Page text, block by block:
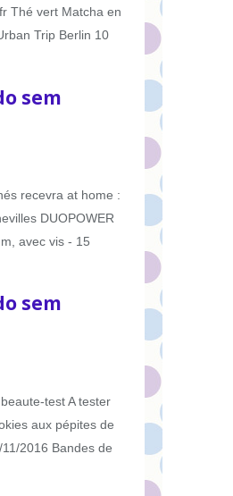
Thé vert Matcha en
Trip Berlin 10
sem
recevra at home :
DUOPOWER
avec vis - 15
sem
test A tester
aux pépites de
2016 Bandes de